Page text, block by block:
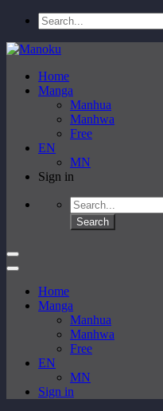
Home
Manga
Manhua
Manhwa
Free
EN
MN
Sign in
Home
Manga
Manhua
Manhwa
Free
EN
MN
Sign in